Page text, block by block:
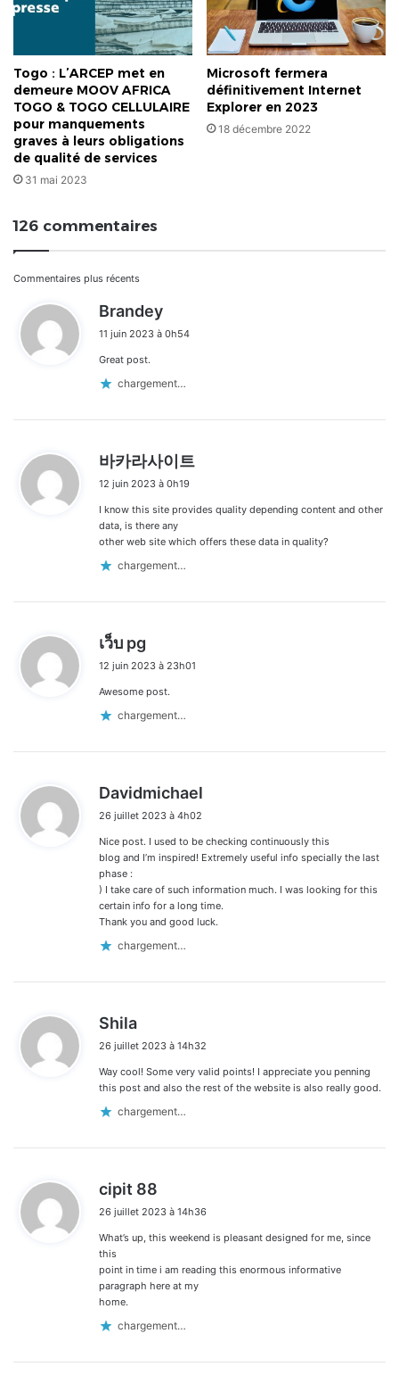
Togo : L’ARCEP met en
demeure MOOV AFRICA
TOGO & TOGO CELLULAIRE
pour manquements
graves à leurs obligations
de qualité de services
31 mai 2023
Microsoft fermera
définitivement Internet
Explorer en 2023
18 décembre 2022
126 commentaires
Navigation
dans
les
commentaires
Commentaires plus récents
Brandey
t
11 juin 2023 à 0h54
Great post.
chargement…
바카라사이트
12 juin 2023 à 0h19
I know this site provides quality depending content and other
data, is there any
other web site which offers these data in quality?
chargement…
เว็บ pg
t
12 juin 2023 à 23h01
Awesome post.
chargement…
Davidmichael
:
26 juillet 2023 à 4h02
Nice post. I used to be checking continuously this
blog and I’m inspired! Extremely useful info specially the last
phase :
) I take care of such information much. I was looking for this
certain info for a long time.
Thank you and good luck.
chargement…
Shila
t
:
26 juillet 2023 à 14h32
Way cool! Some very valid points! I appreciate you penning
this post and also the rest of the website is also really good.
chargement…
cipit 88
t
26 juillet 2023 à 14h36
What’s up, this weekend is pleasant designed for me, since
this
point in time i am reading this enormous informative
paragraph here at my
home.
chargement…